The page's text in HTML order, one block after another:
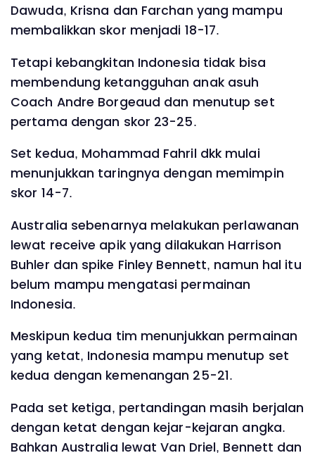
Dawuda, Krisna dan Farchan yang mampu
membalikkan skor menjadi 18-17.
Tetapi kebangkitan Indonesia tidak bisa
membendung ketangguhan anak asuh
Coach Andre Borgeaud dan menutup set
pertama dengan skor 23-25.
Set kedua, Mohammad Fahril dkk mulai
menunjukkan taringnya dengan memimpin
skor 14-7.
Australia sebenarnya melakukan perlawanan
lewat receive apik yang dilakukan Harrison
Buhler dan spike Finley Bennett, namun hal itu
belum mampu mengatasi permainan
Indonesia.
Meskipun kedua tim menunjukkan permainan
yang ketat, Indonesia mampu menutup set
kedua dengan kemenangan 25-21.
Pada set ketiga, pertandingan masih berjalan
dengan ketat dengan kejar-kejaran angka.
Bahkan Australia lewat Van Driel, Bennett dan